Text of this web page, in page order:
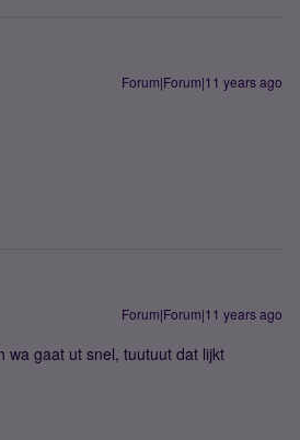
Forum|Forum|11 years ago
Forum|Forum|11 years ago
wa gaat ut snel, tuutuut dat lijkt